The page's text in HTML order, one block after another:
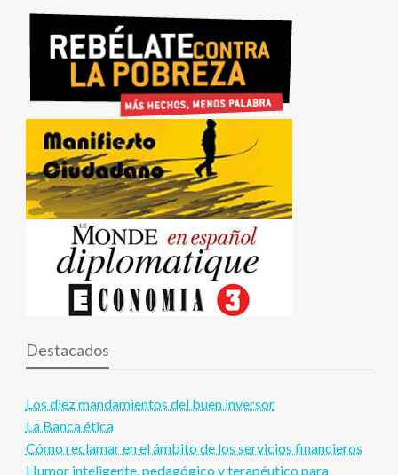
Destacados
Los diez mandamientos del buen inversor
La Banca ética
Cómo reclamar en el ámbito de los servicios financieros
Humor inteligente, pedagógico y terapéutico para